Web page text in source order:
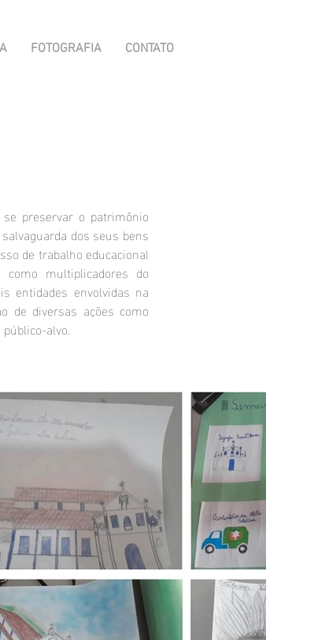
FOTOGRAFIA CONTATO
preservar o patrimônio
dos seus bens
de trabalho educacional
multiplicadores do
entidades envolvidas na
de diversas ações como
alvo.